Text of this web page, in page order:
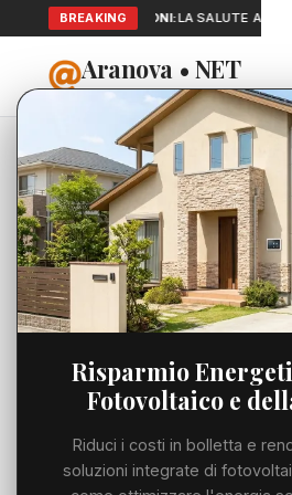
BREAKING
SEGNALAZIONI: LA SALUTE A
Aranova • NET
PORTALE UTILE AL TERRITORIO
Risparmio
Fotovoltaico e
Riduci i costi in bolletta e
soluzioni integrate di
Precedente